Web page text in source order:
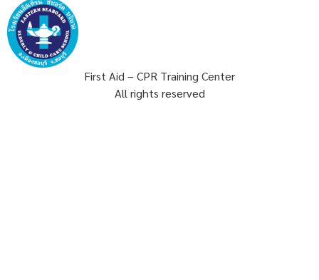
First Aid – CPR Training Center
All rights reserved